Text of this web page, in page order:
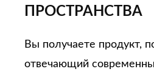
ПРОСТРАНСТВА
Вы получаете продукт,
отвечающий